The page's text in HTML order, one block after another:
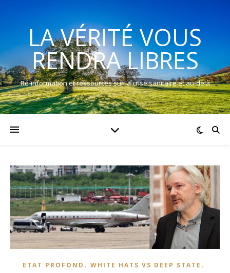
LA VÉRITÉ VOUS
RENDRA LIBRES
Ré-information et ressources sur la crise sanitaire et au-delà
ETAT PROFOND , WHITE HATS VS DEEP STATE ,